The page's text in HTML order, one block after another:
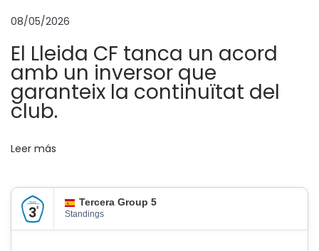
L
l
e
d
E
p
08/05/2026
El Lleida CF tanca un acord
amb un inversor que
garanteix la continuïtat del
club.
Leer más
Tercera Group 5
Standings